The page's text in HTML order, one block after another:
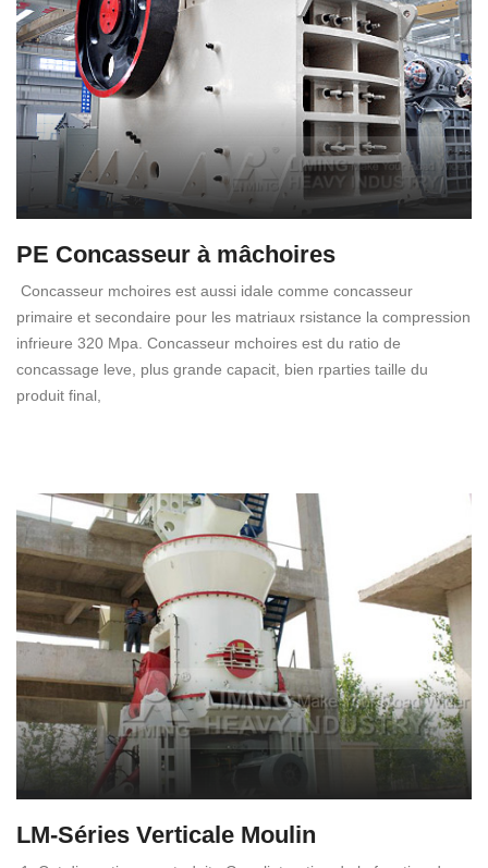
PE Concasseur à mâchoires
Concasseur mchoires est aussi idale comme concasseur
primaire et secondaire pour les matriaux rsistance la compression
infrieure 320 Mpa. Concasseur mchoires est du ratio de
concassage leve, plus grande capacit, bien rparties taille du
produit final,
LM-Séries Verticale Moulin